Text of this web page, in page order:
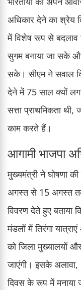
अधिकार देने का श्रेय
में विशेष रूप से बदलाव
सुगम बनाया जा सके
सके। सीएम ने सवाल
देने में 75 साल क्यों
सत्ता प्राथमिकता थी,
काम करते हैं।
आगामी भाजपा
मुख्यमंत्री ने घोषणा
अगस्त से 15 अगस्त
विवरण देते हुए
मंडलों में तिरंगा
को जिला मुख्यालयों
जाएंगी। इसके अलावा,
दिवस के रूप में मनाया